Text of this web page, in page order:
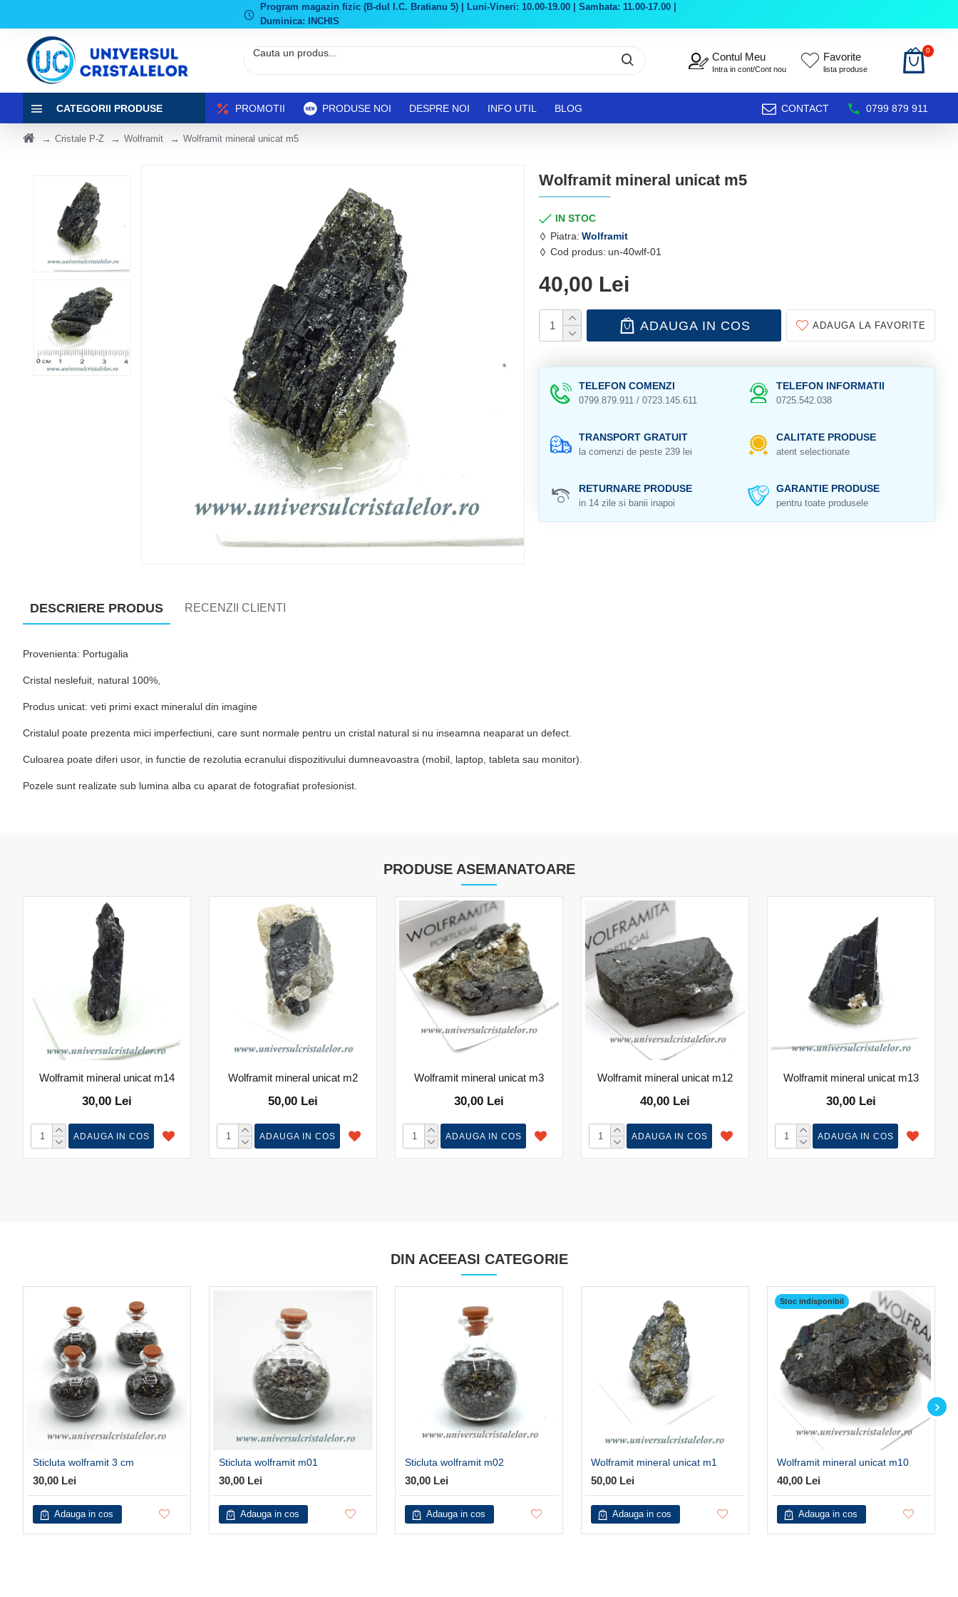
Program magazin fizic (B-dul I.C. Bratianu 5) | Luni-Vineri: 10.00-19.00 | Sambata: 11.00-17.00 |
Duminica: INCHIS
Contul Meu
Intra in cont/Cont nou
Favorite
lista produse
0
CATEGORII PRODUSE PROMOTII PRODUSE NOI DESPRE NOI INFO UTIL BLOG CONTACT 0799 879 911
Cristale P-Z Wolframit Wolframit mineral unicat m5
Wolframit mineral unicat m5
IN STOC
Piatra: Wolframit
Cod produs: un-40wlf-01
40,00 Lei
ADAUGA IN COS ADAUGA LA FAVORITE
TELEFON COMENZI
0799.879.911 / 0723.145.611
TELEFON INFORMATII
0725.542.038
TRANSPORT GRATUIT
la comenzi de peste 239 lei
CALITATE PRODUSE
atent selectionate
RETURNARE PRODUSE
in 14 zile si banii inapoi
GARANTIE PRODUSE
pentru toate produsele
DESCRIERE PRODUS RECENZII CLIENTI
Provenienta: Portugalia
Cristal neslefuit, natural 100%,
Produs unicat: veti primi exact mineralul din imagine
Cristalul poate prezenta mici imperfectiuni, care sunt normale pentru un cristal natural si nu inseamna neaparat un defect.
Culoarea poate diferi usor, in functie de rezolutia ecranului dispozitivului dumneavoastra (mobil, laptop, tableta sau monitor).
Pozele sunt realizate sub lumina alba cu aparat de fotografiat profesionist.
PRODUSE ASEMANATOARE
Wolframit mineral unicat m14
30,00 Lei
ADAUGA IN COS
Wolframit mineral unicat m2
50,00 Lei
ADAUGA IN COS
Wolframit mineral unicat m3
30,00 Lei
ADAUGA IN COS
Wolframit mineral unicat m12
40,00 Lei
ADAUGA IN COS
Wolframit mineral unicat m13
30,00 Lei
ADAUGA IN COS
DIN ACEEASI CATEGORIE
Sticluta wolframit 3 cm
30,00 Lei
Adauga in cos
Sticluta wolframit m01
30,00 Lei
Adauga in cos
Sticluta wolframit m02
30,00 Lei
Adauga in cos
Wolframit mineral unicat m1
50,00 Lei
Adauga in cos
Stoc indisponibil
Wolframit mineral unicat m10
40,00 Lei
Adauga in cos